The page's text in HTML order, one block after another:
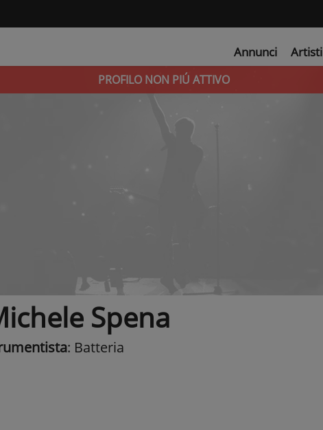
Annunci Artisti
PROFILO NON PIÚ ATTIVO
Spena
: Batteria